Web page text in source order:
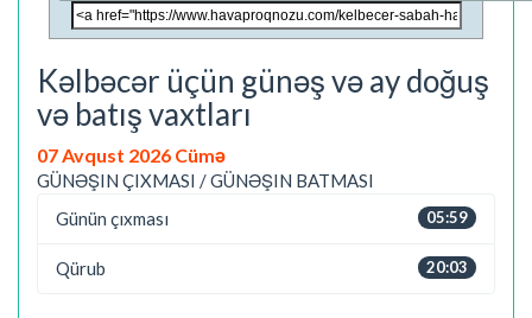
Kəlbəcər üçün günəş və ay doğuş
və batış vaxtları
07 Avqust 2026 Cümə
GÜNƏŞIN ÇIXMASI / GÜNƏŞIN BATMASI
05:59
Günün çıxması
20:03
Qürub